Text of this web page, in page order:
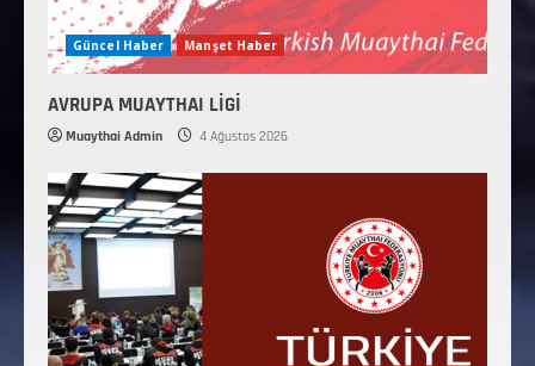
Güncel Haber Manşet Haber
AVRUPA MUAYTHAI LİGİ
Muaythai Admin 4 Ağustos 2026